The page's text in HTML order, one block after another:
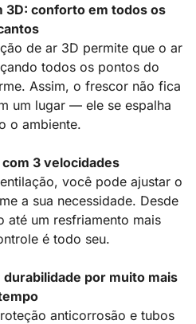
3D: conforto em todos os
de ar 3D permite que o ar
todos os pontos do
Assim, o frescor não fica
um lugar — ele se espalha
o ambiente.
3 velocidades
você pode ajustar o
a sua necessidade. Desde
até um resfriamento mais
é todo seu.
por muito mais
anticorrosão e tubos